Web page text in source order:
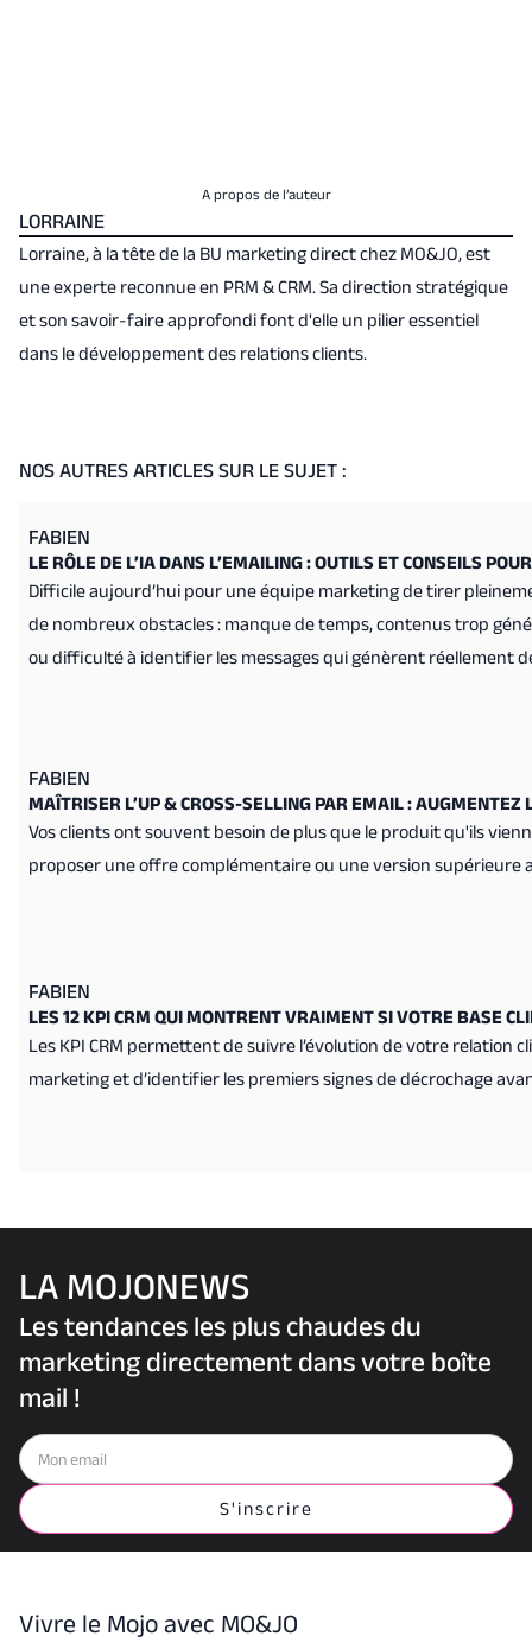
A propos de l’auteur
LORRAINE
Lorraine, à la tête de la BU marketing direct chez MO&JO, est
une experte reconnue en PRM & CRM. Sa direction stratégique
et son savoir-faire approfondi font d'elle un pilier essentiel
dans le développement des relations clients.
NOS AUTRES ARTICLES SUR LE SUJET :
FABIEN
LE RÔLE DE L’IA DANS L’EMAILING : OUTILS ET CONSEILS
Difficile aujourd’hui pour une équipe marketing de tirer
de nombreux obstacles : manque de temps, contenus trop
ou difficulté à identifier les messages qui génèrent réellement
FABIEN
MAÎTRISER L’UP & CROSS-SELLING PAR EMAIL : AUGMENTEZ
Vos clients ont souvent besoin de plus que le produit qu'ils
proposer une offre complémentaire ou une version supérieure
FABIEN
LES 12 KPI CRM QUI MONTRENT VRAIMENT SI VOTRE BASE
Les KPI CRM permettent de suivre l’évolution de votre relation
marketing et d’identifier les premiers signes de décrochage
LA MOJONEWS
Les tendances les plus chaudes du
marketing directement dans votre boîte
mail !
Vivre le Mojo avec MO&JO